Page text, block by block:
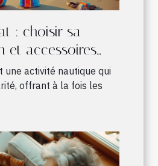
: choisir sa
et accessoires
côte
une activité nautique qui
offrant à la fois les